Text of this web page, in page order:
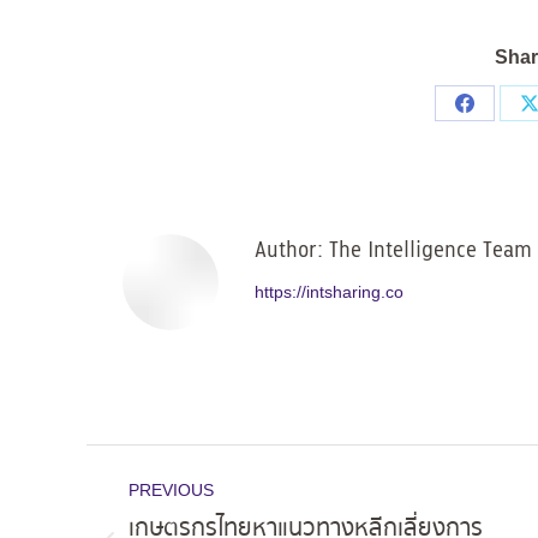
Share
Author: The Intelligence Team
https://intsharing.co
navigation
PREVIOUS
เกษตรกรไทยหาแนวทางหลีกเลี่ยงการ